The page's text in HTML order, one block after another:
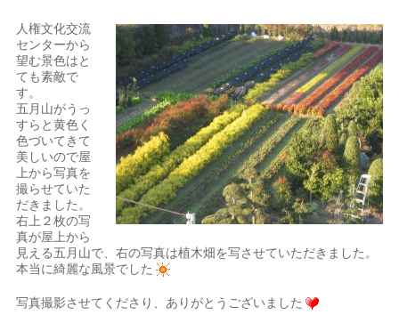
人権文化交流
センターから
望む景色はと
ても素敵で
す。
五月山がうっ
すらと黄色く
色づいてきて
美しいので屋
上から写真を
撮らせていた
だきました。
右上２枚の写
真が屋上から
見える五月山で、右の写真は植木畑を写させていただきました。
本当に綺麗な風景でした
写真撮影させてくださり、ありがとうございました